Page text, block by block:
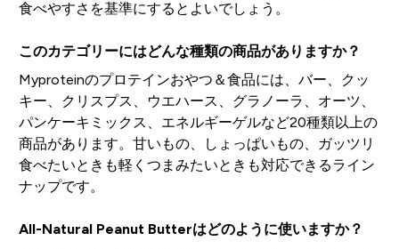
食べやすさを基準にするとよいでしょう。
このカテゴリーにはどんな種類の商品がありますか？
Myproteinのプロテインおやつ＆食品には、バー、クッ
キー、クリスプス、ウエハース、グラノーラ、オーツ、
パンケーキミックス、エネルギーゲルなど20種類以上の
商品があります。甘いもの、しょっぱいもの、ガッツリ
食べたいときも軽くつまみたいときも対応できるライン
ナップです。
All-Natural Peanut Butterはどのように使いますか？